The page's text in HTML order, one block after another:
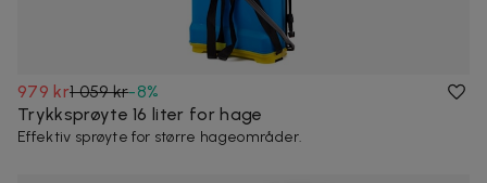
979 kr1 059 kr-8%
Trykksprøyte 16 liter for hage
Effektiv sprøyte for større hageområder.